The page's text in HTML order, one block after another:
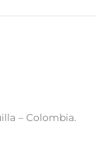
– Colombia.